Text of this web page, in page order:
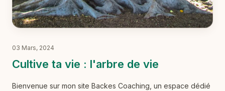
03 Mars, 2024
Cultive ta vie : l'arbre de vie
Bienvenue sur mon site Backes Coaching, un espace dédié